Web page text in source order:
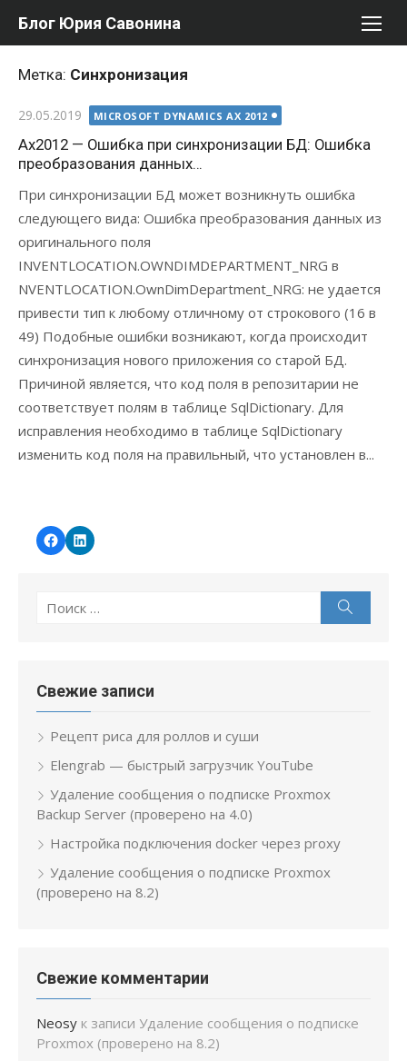
Блог Юрия Савонина
Метка: Синхронизация
Опубликовано
29.05.2019 MICROSOFT DYNAMICS AX 2012
Ax2012 — Ошибка при синхронизации БД: Ошибка
преобразования данных…
При синхронизации БД может возникнуть ошибка
следующего вида: Ошибка преобразования данных из
оригинального поля
INVENTLOCATION.OWNDIMDEPARTMENT_NRG в
NVENTLOCATION.OwnDimDepartment_NRG: не удается
привести тип к любому отличному от строкового (16 в
49) Подобные ошибки возникают, когда происходит
синхронизация нового приложения со старой БД.
Причиной является, что код поля в репозитарии не
соответствует полям в таблице SqlDictionary. Для
исправления необходимо в таблице SqlDictionary
изменить код поля на правильный, что установлен в...
Facebook
Yury
Savonin
LinkedIn
Yury
Savonin
Поиск
Свежие записи
Рецепт риса для роллов и суши
Elengrab — быстрый загрузчик YouTube
Удаление сообщения о подписке Proxmox
Backup Server (проверено на 4.0)
Настройка подключения docker через proxy
Удаление сообщения о подписке Proxmox
(проверено на 8.2)
Свежие комментарии
Neosy к записи Удаление сообщения о подписке
Proxmox (проверено на 8.2)